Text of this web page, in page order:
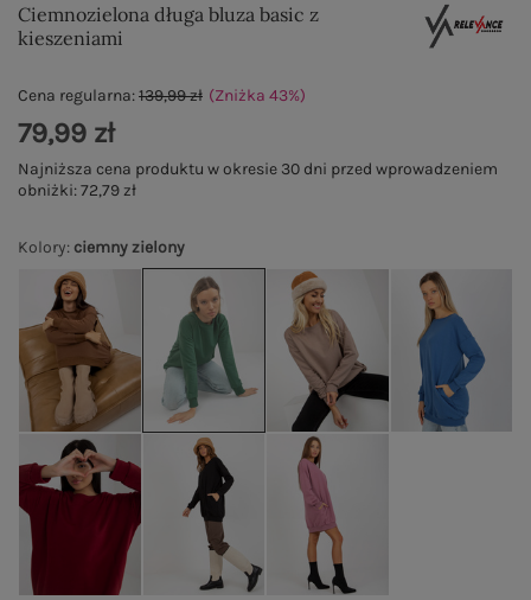
Ciemnozielona długa bluza basic z
kieszeniami
Kolory: ciemny zielony
Cena regularna:139,99 zł (Zniżka 43%)
79,99 zł
Najniższa cena produktu w okresie 30 dni przed wprowadzeniem
obniżki:72,79 zł